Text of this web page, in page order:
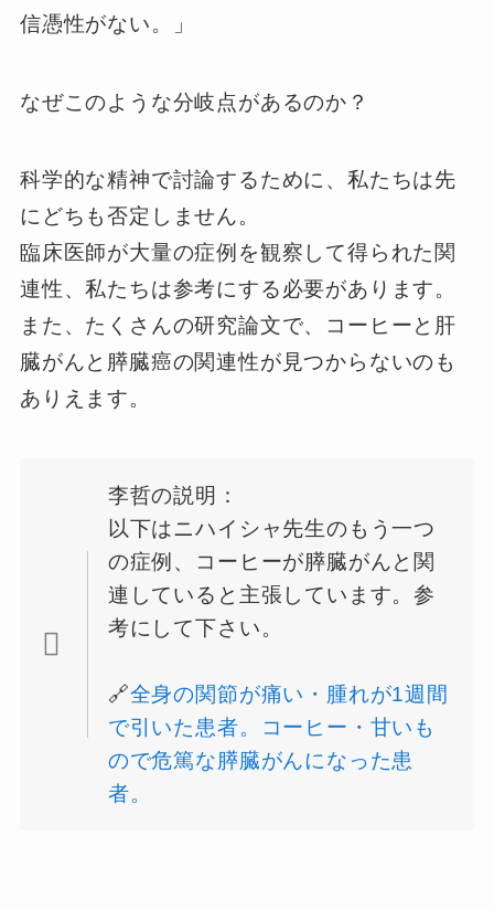
信憑性がない。」
なぜこのような分岐点があるのか？
科学的な精神で討論するために、私たちは先
にどちも否定しません。
臨床医師が大量の症例を観察して得られた関
連性、私たちは参考にする必要があります。
また、たくさんの研究論文で、コーヒーと肝
臓がんと膵臓癌の関連性が見つからないのも
ありえます。
李哲の説明：
以下はニハイシャ先生のもう一つ
の症例、コーヒーが膵臓がんと関
連していると主張しています。参
考にして下さい。
🔗全身の関節が痛い・腫れが1週間
で引いた患者。コーヒー・甘いも
ので危篤な膵臓がんになった患
者。